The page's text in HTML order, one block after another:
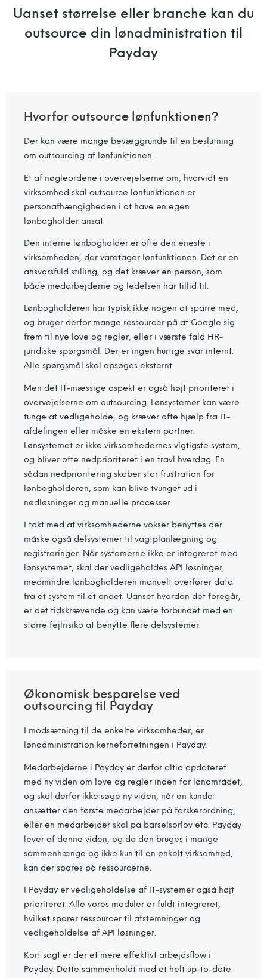
Uanset størrelse eller branche kan du
outsource din lønadministration til
Payday
Hvorfor outsource lønfunktionen?
Der kan være mange bevæggrunde til en beslutning
om outsourcing af lønfunktionen.
Et af nøgleordene i overvejelserne om, hvorvidt en
virksomhed skal outsource lønfunktionen er
personafhængigheden i at have en egen
lønbogholder ansat.
Den interne lønbogholder er ofte den eneste i
virksomheden, der varetager lønfunktionen. Det er en
ansvarsfuld stilling, og det kræver en person, som
både medarbejderne og ledelsen har tillid til.
Lønbogholderen har typisk ikke nogen at sparre med,
og bruger derfor mange ressourcer på at Google sig
frem til nye love og regler, eller i værste fald HR-
juridiske spørgsmål. Der er ingen hurtige svar internt.
Alle spørgsmål skal opsøges eksternt.
Men det IT-mæssige aspekt er også højt prioriteret i
overvejelserne om outsourcing. Lønsystemer kan være
tunge at vedligeholde, og kræver ofte hjælp fra IT-
afdelingen eller måske en ekstern partner.
Lønsystemet er ikke virksomhedernes vigtigste system,
og bliver ofte nedprioriteret i en travl hverdag. En
sådan nedprioritering skaber stor frustration for
lønbogholderen, som kan blive tvunget ud i
nødløsninger og manuelle processer.
I takt med at virksomhederne vokser benyttes der
måske også delsystemer til vagtplanlægning og
registreringer. Når systemerne ikke er integreret med
lønsystemet, skal der vedligeholdes API løsninger,
medmindre lønbogholderen manuelt overfører data
fra ét system til ét andet. Uanset hvordan det foregår,
er det tidskrævende og kan være forbundet med en
større fejlrisiko at benytte flere delsystemer.
Økonomisk besparelse ved
outsourcing til Payday
I modsætning til de enkelte virksomheder, er
lønadministration kerneforretningen i Payday.
Medarbejderne i Payday er derfor altid opdateret
med ny viden om love og regler inden for lønområdet,
og skal derfor ikke søge ny viden, når en kunde
ansætter den første medarbejder på forskerordning,
eller en medarbejder skal på barselsorlov etc. Payday
lever af denne viden, og da den bruges i mange
sammenhænge og ikke kun til en enkelt virksomhed,
kan der spares på ressourcerne.
I Payday er vedligeholdelse af IT-systemer også højt
prioriteret. Alle vores moduler er fuldt integreret,
hvilket sparer ressourcer til afstemninger og
vedligeholdelse af API løsninger.
Kort sagt er der et mere effektivt arbejdsflow i
Payday. Dette sammenholdt med et helt up-to-date